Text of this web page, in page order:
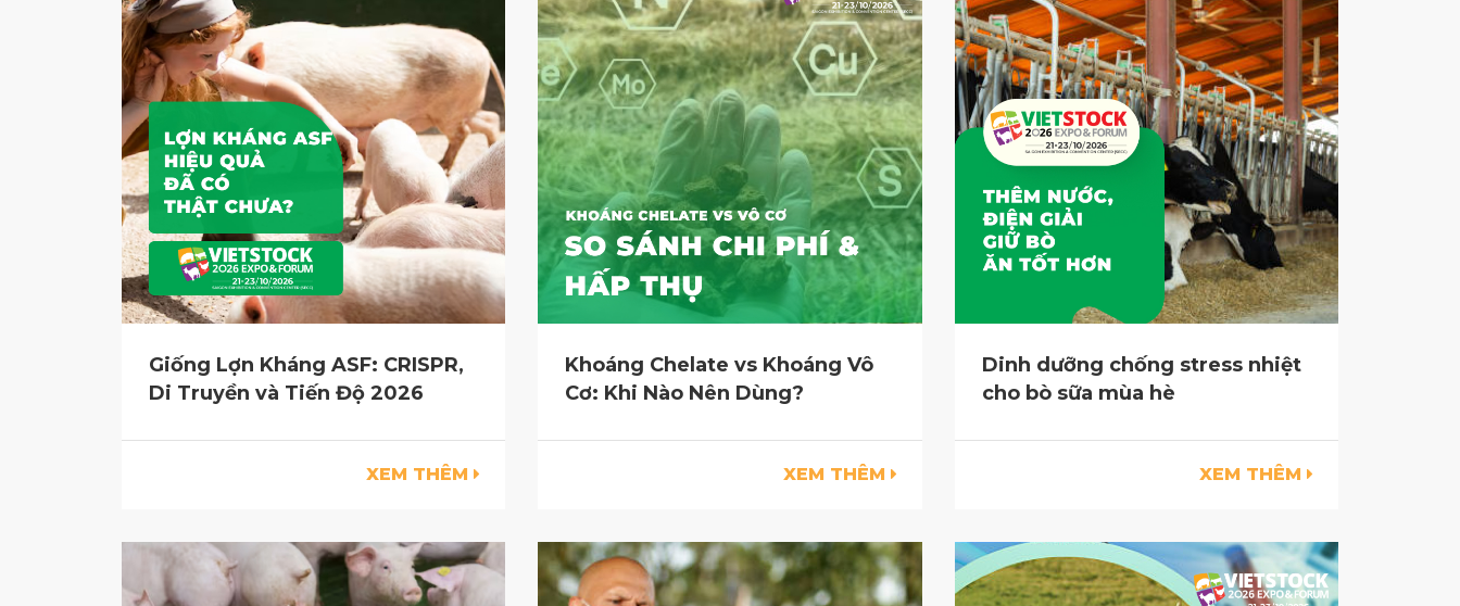
Giống Lợn Kháng ASF: CRISPR,
Di Truyền và Tiến Độ 2026
XEM THÊM
Khoáng Chelate vs Khoáng Vô
Cơ: Khi Nào Nên Dùng?
XEM THÊM
Dinh dưỡng chống stress nhiệt
cho bò sữa mùa hè
XEM THÊM